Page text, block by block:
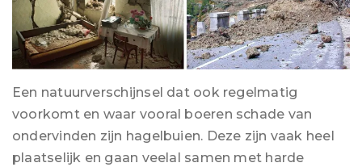
Een natuurverschijnsel dat ook regelmatig
voorkomt en waar vooral boeren schade van
ondervinden zijn hagelbuien. Deze zijn vaak heel
plaatselijk en gaan veelal samen met harde